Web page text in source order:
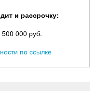
и рассрочку:
000 руб.
по ссылке